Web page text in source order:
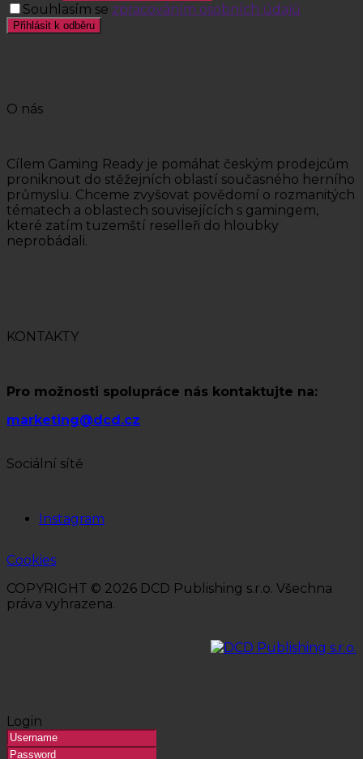
Souhlasím se zpracováním osobních údajů
Přihlásit k odběru
O nás
Cílem Gaming Ready je pomáhat českým prodejcům
proniknout do stěžejních oblastí současného herního
průmyslu. Chceme zvyšovat povědomí o rozmanitých
tématech a oblastech souvisejících s gamingem,
které zatím tuzemští reselleři do hloubky
neprobádali.
KONTAKTY
Pro možnosti spolupráce nás kontaktujte na:
marketing@dcd.cz
Sociální sítě
Instagram
Cookies
COPYRIGHT © 2026 DCD Publishing s.r.o. Všechna
práva vyhrazena.
Login